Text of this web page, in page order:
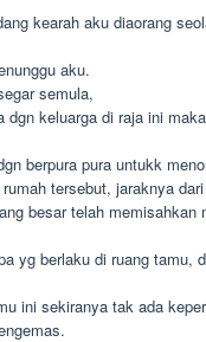
kearah aku diaorang
aku.
semula,
dgn keluarga di raja ini
berpura pura untukk
tersebut, jaraknya
besar telah memisahkan
yg berlaku di ruang tamu,
ini sekiranya tak ada